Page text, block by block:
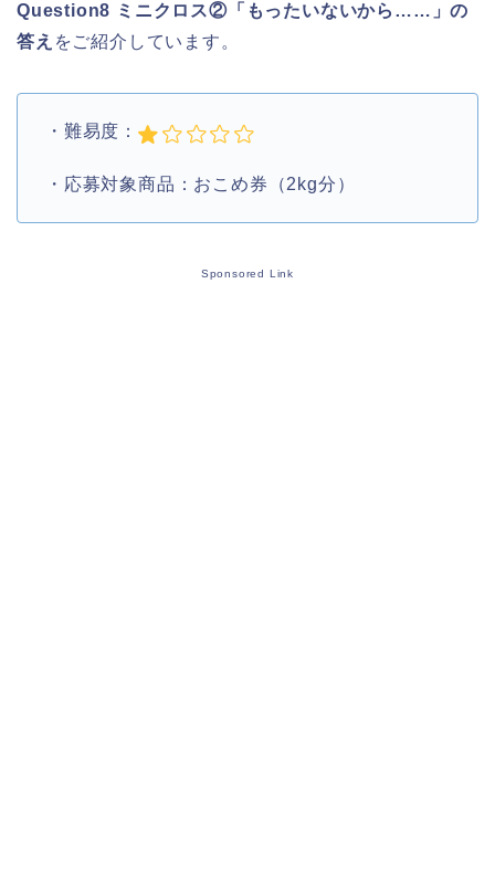
Question8 ミニクロス②「もったいないから……」の
答え をご紹介しています。
・難易度：
・応募対象商品：おこめ券（2kg分）
Sponsored Link